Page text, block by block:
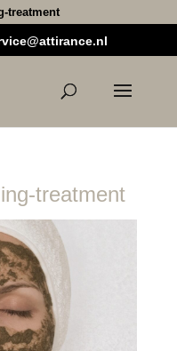
treatment
treatment